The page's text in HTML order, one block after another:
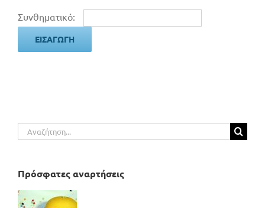
Συνθηματικό:
Αναζήτηση
για:
Πρόσφατες αναρτήσεις